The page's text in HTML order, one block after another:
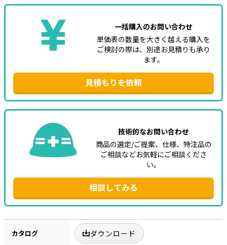
一括購入のお問い合わせ
単価表の数量を大きく越える購入を
ご検討の際は、別途お見積りも承り
ます。
見積もりを依頼
技術的なお問い合わせ
商品の選定/ご提案、仕様、特注品の
ご相談などお気軽にご相談くださ
い。
相談してみる
カタログ ダウンロード